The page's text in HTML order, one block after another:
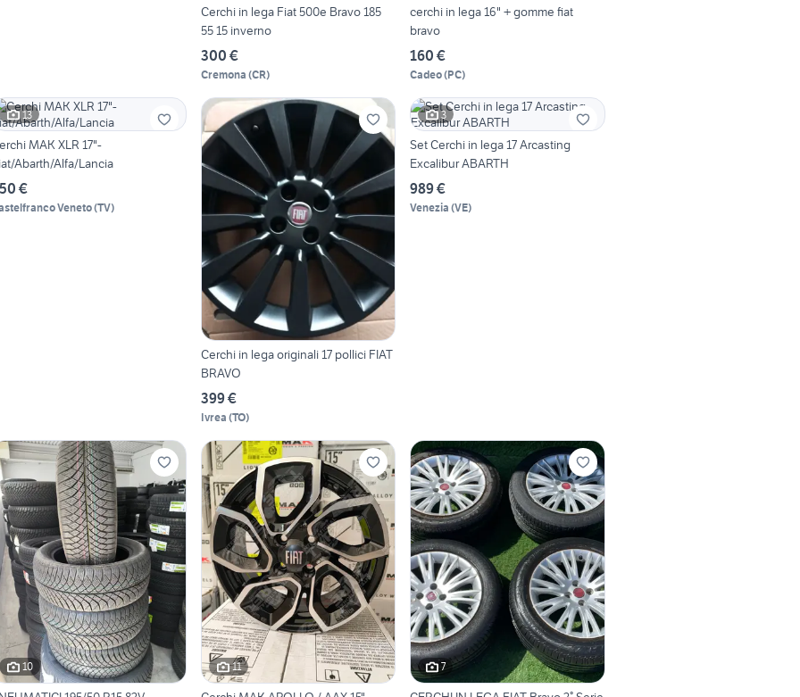
Cerchi in lega Fiat 500e Bravo 185
55 15 inverno
300 €
Cremona (CR)
cerchi in lega 16" + gomme fiat
bravo
160 €
Cadeo(PC)
13
MAK XLR 17"-
Abarth/Alfa/Lancia
€
Veneto(TV)
Cerchi in lega originali 17 pollici FIAT
BRAVO
399 €
Ivrea (TO)
3
Set Cerchi in lega 17 Arcasting
Excalibur ABARTH
989 €
Venezia (VE)
10 11 7